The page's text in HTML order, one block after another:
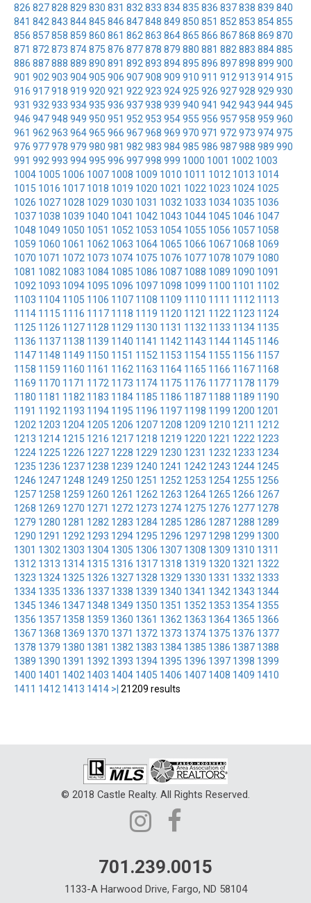
826 827828 829 830 831 832 833 834835 836 837838 839 840
841 842 843 844845 846 847848 849 850 851 852 853 854855
856 857858 859 860 861 862 863 864865 866 867868 869 870
871 872 873 874875 876 877878 879 880 881 882 883 884885
886 887888 889 890 891 892 893 894895 896 897898 899 900
901 902 903 904905 906 907908 909 910 911 912 913 914915
916 917918 919 920 921 922 923 924925 926 927928 929 930
931 932 933 934935 936 937938 939 940 941 942 943 944945
946 947948 949 950 951 952 953 954955 956 957958 959 960
961 962 963 964965 966 967968 969 970 971 972 973 974975
976 977978 979 980 981 982 983 984985 986 987988 989 990
991 992 993 994995 996 997998 999 1000 1001 1002 1003
1004 1005 1006 1007 1008 1009 1010 1011 1012 1013 1014
1015 1016 1017 1018 1019 1020 1021 1022 1023 1024 1025
1026 1027 1028 1029 1030 1031 1032 1033 1034 1035 1036
1037 1038 1039 1040 1041 1042 1043 1044 1045 1046 1047
1048 1049 1050 1051 1052 1053 1054 1055 1056 1057 1058
1059 1060 1061 1062 1063 1064 1065 1066 1067 1068 1069
1070 1071 1072 1073 1074 1075 1076 1077 1078 1079 1080
1081 1082 1083 1084 1085 1086 1087 1088 1089 1090 1091
1092 1093 1094 1095 1096 1097 1098 1099 1100 1101 1102
1103 1104 1105 1106 1107 1108 1109 1110 1111 1112 1113
1114 1115 1116 1117 1118 1119 1120 1121 1122 1123 1124
1125 1126 1127 1128 1129 1130 1131 1132 1133 1134 1135
1136 1137 1138 1139 1140 1141 1142 1143 1144 1145 1146
1147 1148 1149 1150 1151 1152 1153 1154 1155 1156 1157
1158 1159 1160 1161 1162 1163 1164 1165 1166 1167 1168
1169 1170 1171 1172 1173 1174 1175 1176 1177 1178 1179
1180 1181 1182 1183 1184 1185 1186 1187 1188 1189 1190
1191 1192 1193 1194 1195 1196 1197 1198 1199 1200 1201
1202 1203 1204 1205 1206 1207 1208 1209 1210 1211 1212
1213 1214 1215 1216 1217 1218 1219 1220 1221 1222 1223
1224 1225 1226 1227 1228 1229 1230 1231 1232 1233 1234
1235 1236 1237 1238 1239 1240 1241 1242 1243 1244 1245
1246 1247 1248 1249 1250 1251 1252 1253 1254 1255 1256
1257 1258 1259 1260 1261 1262 1263 1264 1265 1266 1267
1268 1269 1270 1271 1272 1273 1274 1275 1276 1277 1278
1279 1280 1281 1282 1283 1284 1285 1286 1287 1288 1289
1290 1291 1292 1293 1294 1295 1296 1297 1298 1299 1300
1301 1302 1303 1304 1305 1306 1307 1308 1309 1310 1311
1312 1313 1314 1315 1316 1317 1318 1319 1320 1321 1322
1323 1324 1325 1326 1327 1328 1329 1330 1331 1332 1333
1334 1335 1336 1337 1338 1339 1340 1341 1342 1343 1344
1345 1346 1347 1348 1349 1350 1351 1352 1353 1354 1355
1356 1357 1358 1359 1360 1361 1362 1363 1364 1365 1366
1367 1368 1369 1370 1371 1372 1373 1374 1375 1376 1377
1378 1379 1380 1381 1382 1383 1384 1385 1386 1387 1388
1389 1390 1391 1392 1393 1394 1395 1396 1397 1398 1399
1400 1401 1402 1403 1404 1405 1406 1407 1408 1409 1410
1411 1412 1413 1414 >| 21209 results
© 2018 Castle Realty. All Rights Reserved.
701.239.0015
1133-A Harwood Drive, Fargo, ND 58104